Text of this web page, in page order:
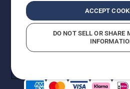
getoonde prijzen zijn
vermelde prijzen zijn
tenzij het product beschikbaar
Cookiebeleid
Bedrijfsgegevens Report
ACCEPT
DO NOT SELL OR SHARE